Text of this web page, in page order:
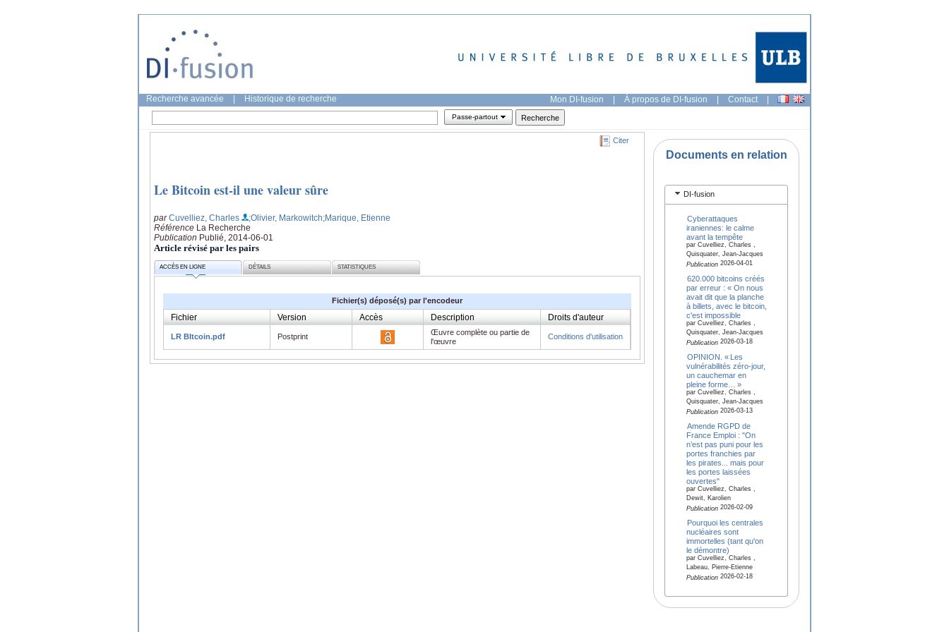
Recherche avancée Historique de recherche Mon DI-fusion | À propos de DI-fusion | Contact |
Passe-partout
Citer
Le Bitcoin est-il une valeur sûre
parCuvelliez, Charles ;Olivier, Markowitch;Marique, Etienne
Référence La Recherche
Publication Publié, 2014-06-01
Article révisé par les pairs
ACCÈS EN LIGNE DÉTAILS STATISTIQUES
Fichier(s) déposé(s) par l'encodeur
Fichier Version Accès Description Droits d'auteur
LR BItcoin.pdf Postprint
Œuvre complète ou partie de
l'œuvre
Conditions d'utilisation
Documents en relation
DI-fusion
Cyberattaques
iraniennes: le calme
avant la tempête
par Cuvelliez, Charles ,
Quisquater, Jean-Jacques
Publication2026-04-01
620.000 bitcoins créés
par erreur : « On nous
avait dit que la planche
à billets, avec le bitcoin,
c'est impossible
par Cuvelliez, Charles ,
Quisquater, Jean-Jacques
Publication2026-03-18
OPINION. « Les
vulnérabilités zéro-jour,
un cauchemar en
pleine forme… »
par Cuvelliez, Charles ,
Quisquater, Jean-Jacques
Publication2026-03-13
Amende RGPD de
France Emploi : "On
n’est pas puni pour les
portes franchies par
les pirates... mais pour
les portes laissées
ouvertes"
par Cuvelliez, Charles ,
Dewit, Karolien
Publication2026-02-09
Pourquoi les centrales
nucléaires sont
immortelles (tant qu'on
le démontre)
par Cuvelliez, Charles ,
Labeau, Pierre-Etienne
Publication2026-02-18